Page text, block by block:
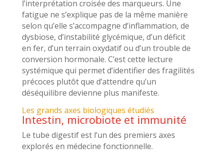
l’interprétation croisée des marqueurs. Une
fatigue ne s’explique pas de la même manière
selon qu’elle s’accompagne d’inflammation, de
dysbiose, d’instabilité glycémique, d’un déficit
en fer, d’un terrain oxydatif ou d’un trouble de
conversion hormonale. C’est cette lecture
systémique qui permet d’identifier des fragilités
précoces plutôt que d’attendre qu’un
déséquilibre devienne plus manifeste.
Les grands axes biologiques étudiés
Intestin, microbiote et immunité
Le tube digestif est l’un des premiers axes
explorés en médecine fonctionnelle.